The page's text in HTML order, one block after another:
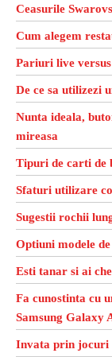
Ceasurile
Cum alegem
Pariuri live
De ce sa utilizezi
Nunta ideala,
mireasa
Tipuri de carti de
Sfaturi utilizare
Sugestii rochii
Optiuni modele
Esti tanar si ai
Fa cunostinta cu
Samsung Galaxy
Invata prin jocuri